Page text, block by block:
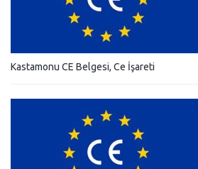
Kastamonu CE Belgesi, Ce İşareti